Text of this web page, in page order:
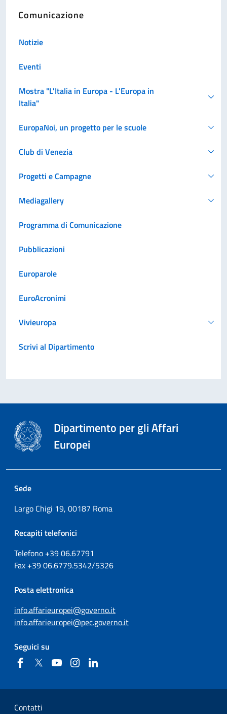
Comunicazione
Notizie
Eventi
Mostra "L'Italia in Europa - L'Europa in
Italia"
EuropaNoi, un progetto per le scuole
Club di Venezia
Progetti e Campagne
Mediagallery
Programma di Comunicazione
Pubblicazioni
Europarole
EuroAcronimi
Vivieuropa
Scrivi al Dipartimento
Dipartimento per gli Affari
Europei
Sede
Largo Chigi 19, 00187 Roma
Recapiti telefonici
Telefono +3906.67791
Fax +3906.6779.5342/5326
Posta elettronica
info.affarieuropei@governo.it
info.affarieuropei@pec.governo.it
Seguici su
FacebookTwitter YouTubeInstagram
Sezione Link Utili
Contatti